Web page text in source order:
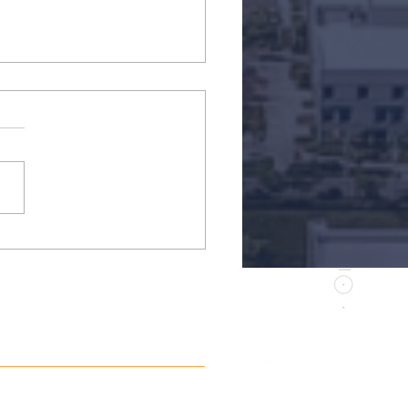
Tecnológico